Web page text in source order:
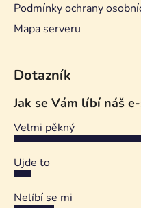
Podmínky ochrany
Mapa serveru
Dotazník
Jak se Vám líbí náš
Velmi pěkný
Ujde to
Nelíbí se mi